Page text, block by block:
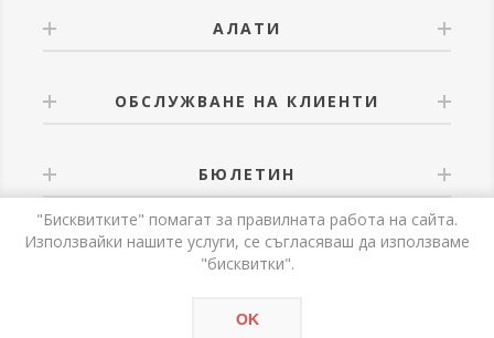
АЛАТИ
ОБСЛУЖВАНЕ НА КЛИЕНТИ
БЮЛЕТИН
Авторски права © 2026 Alati. Всички права запазени.
"Бисквитките" помагат за правилната работа на сайта.
Използвайки нашите услуги, се съгласяваш да използваме
"бисквитки".
OK